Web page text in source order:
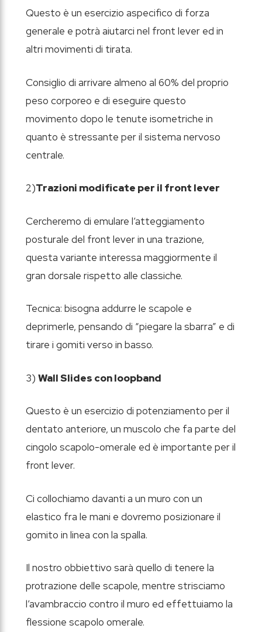
Questo è un esercizio aspecifico di forza
generale e potrà aiutarci nel front lever ed in
altri movimenti di tirata.
Consiglio di arrivare almeno al 60% del proprio
peso corporeo e di eseguire questo
movimento dopo le tenute isometriche in
quanto è stressante per il sistema nervoso
centrale.
2)Trazioni modificate per il front lever
Cercheremo di emulare l’atteggiamento
posturale del front lever in una trazione,
questa variante interessa maggiormente il
gran dorsale rispetto alle classiche.
Tecnica: bisogna addurre le scapole e
deprimerle, pensando di “piegare la sbarra” e di
tirare i gomiti verso in basso.
3) Wall Slides con loopband
Questo è un esercizio di potenziamento per il
dentato anteriore, un muscolo che fa parte del
cingolo scapolo-omerale ed è importante per il
front lever.
Ci collochiamo davanti a un muro con un
elastico fra le mani e dovremo posizionare il
gomito in linea con la spalla.
Il nostro obbiettivo sarà quello di tenere la
protrazione delle scapole, mentre strisciamo
l’avambraccio contro il muro ed effettuiamo la
flessione scapolo omerale.